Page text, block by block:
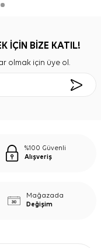
İÇİN BİZE KATIL!
olmak için üye ol.
%100 Güvenli
Alışveriş
Mağazada
Değişim